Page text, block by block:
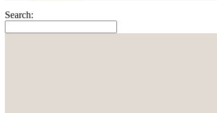
Search: